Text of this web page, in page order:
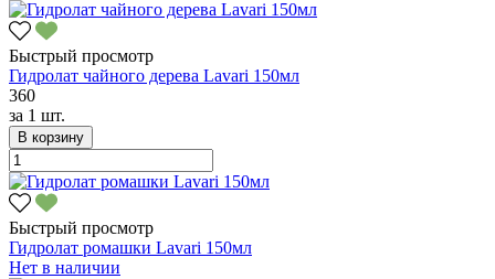
Быстрый просмотр
Гидролат чайного дерева Lavari 150мл
360
за 1 шт.
В корзину
Быстрый просмотр
Гидролат ромашки Lavari 150мл
Нет в наличии